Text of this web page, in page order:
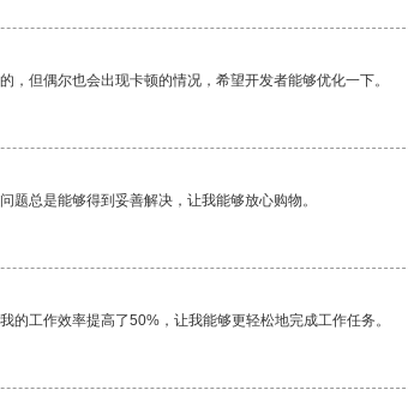
，但偶尔也会出现卡顿的情况，希望开发者能够优化一下。
题总是能够得到妥善解决，让我能够放心购物。
的工作效率提高了50%，让我能够更轻松地完成工作任务。